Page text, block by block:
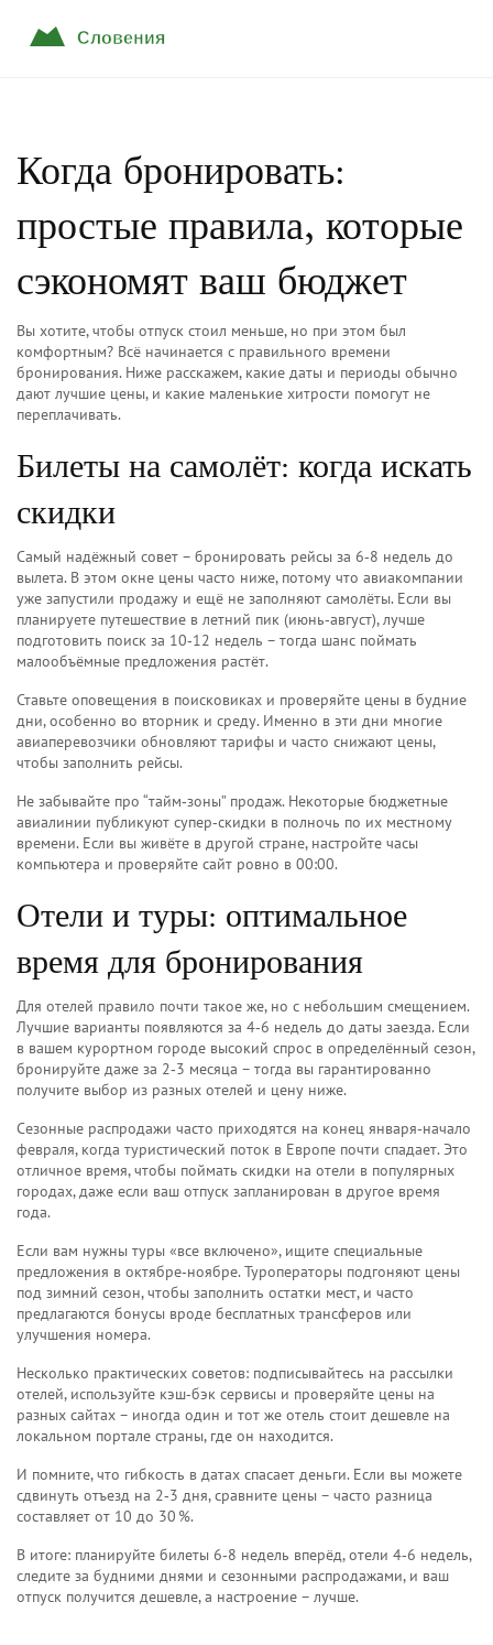
Когда бронировать:
простые правила, которые
сэкономят ваш бюджет
Вы хотите, чтобы отпуск стоил меньше, но при этом был
комфортным? Всё начинается с правильного времени
бронирования. Ниже расскажем, какие даты и периоды обычно
дают лучшие цены, и какие маленькие хитрости помогут не
переплачивать.
Билеты на самолёт: когда искать
скидки
Самый надёжный совет – бронировать рейсы за 6‑8 недель до
вылета. В этом окне цены часто ниже, потому что авиакомпании
уже запустили продажу и ещё не заполняют самолёты. Если вы
планируете путешествие в летний пик (июнь‑август), лучше
подготовить поиск за 10‑12 недель – тогда шанс поймать
малообъёмные предложения растёт.
Ставьте оповещения в поисковиках и проверяйте цены в будние
дни, особенно во вторник и среду. Именно в эти дни многие
авиаперевозчики обновляют тарифы и часто снижают цены,
чтобы заполнить рейсы.
Не забывайте про “тайм‑зоны” продаж. Некоторые бюджетные
авиалинии публикуют супер‑скидки в полночь по их местному
времени. Если вы живёте в другой стране, настройте часы
компьютера и проверяйте сайт ровно в 00:00.
Отели и туры: оптимальное
время для бронирования
Для отелей правило почти такое же, но с небольшим смещением.
Лучшие варианты появляются за 4‑6 недель до даты заезда. Если
в вашем курортном городе высокий спрос в определённый сезон,
бронируйте даже за 2‑3 месяца – тогда вы гарантированно
получите выбор из разных отелей и цену ниже.
Сезонные распродажи часто приходятся на конец января‑начало
февраля, когда туристический поток в Европе почти спадает. Это
отличное время, чтобы поймать скидки на отели в популярных
городах, даже если ваш отпуск запланирован в другое время
года.
Если вам нужны туры «все включено», ищите специальные
предложения в октябре‑ноябре. Туроператоры подгоняют цены
под зимний сезон, чтобы заполнить остатки мест, и часто
предлагаются бонусы вроде бесплатных трансферов или
улучшения номера.
Несколько практических советов: подписывайтесь на рассылки
отелей, используйте кэш‑бэк сервисы и проверяйте цены на
разных сайтах – иногда один и тот же отель стоит дешевле на
локальном портале страны, где он находится.
И помните, что гибкость в датах спасает деньги. Если вы можете
сдвинуть отъезд на 2‑3 дня, сравните цены – часто разница
составляет от 10 до 30 %.
В итоге: планируйте билеты 6‑8 недель вперёд, отели 4‑6 недель,
следите за будними днями и сезонными распродажами, и ваш
отпуск получится дешевле, а настроение – лучше.